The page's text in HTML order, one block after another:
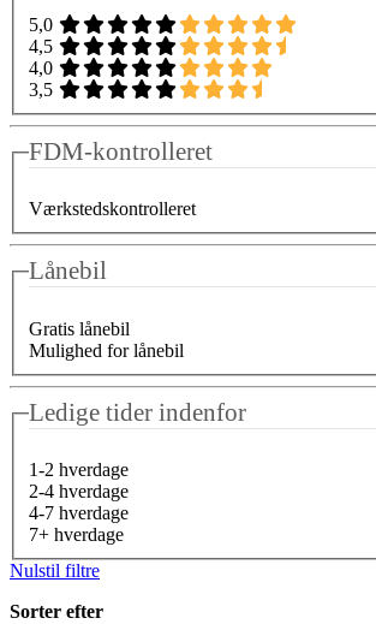
5,0
4,5
4,0
3,5
FDM-kontrolleret
Værkstedskontrolleret
Lånebil
Gratis lånebil
Mulighed for lånebil
Ledige tider indenfor
1-2 hverdage
2-4 hverdage
4-7 hverdage
7+ hverdage
Nulstil filtre
Sorter efter